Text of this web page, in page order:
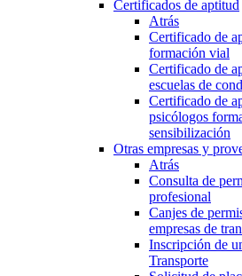
Certificados de aptitud
Atrás
Certificado de
formación vial
Certificado de
escuelas de
Certificado de
psicólogos
sensibilización
Otras empresas y
Atrás
Consulta de
profesional
Canjes de
empresas de
Inscripción de
Transporte